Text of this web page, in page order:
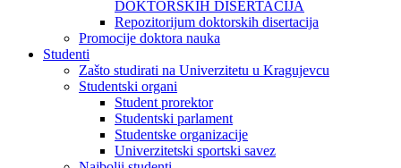
DOKTORSKIH DISERTACIJA
Repozitorijum doktorskih disertacija
Promocije doktora nauka
Studenti
Zašto studirati na Univerzitetu u Kragujevcu
Studentski organi
Student prorektor
Studentski parlament
Studentske organizacije
Univerzitetski sportski savez